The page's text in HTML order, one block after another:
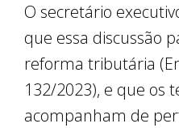
O secretário
que essa discussão
reforma tributária
132/2023), e que os
acompanham de